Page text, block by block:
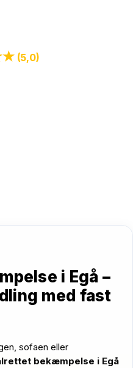
(5,0)
i Egå –
med fast
sofaen eller
bekæmpelse i Egå